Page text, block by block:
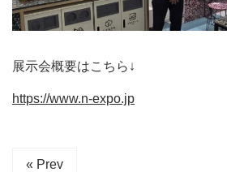
展示会概要はこちら↓
https://www.n-expo.jp
« Prev